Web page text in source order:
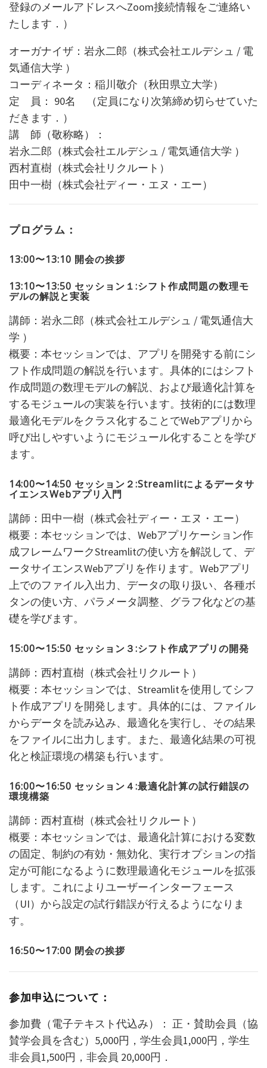
登録のメールアドレスへZoom接続情報をご連絡い
たします．）
オーガナイザ：岩永二郎（株式会社エルデシュ / 電
気通信大学 ）
コーディネータ：稲川敬介（秋田県立大学）
定 員： 90名 （定員になり次第締め切らせていた
だきます．）
講 師（敬称略）：
岩永二郎（株式会社エルデシュ / 電気通信大学 ）
西村直樹（株式会社リクルート）
田中一樹（株式会社ディー・エヌ・エー）
プログラム：
13:00〜13:10 開会の挨拶
13:10〜13:50 セッション１:シフト作成問題の数理モ
デルの解説と実装
講師：岩永二郎（株式会社エルデシュ / 電気通信大
学 ）
概要：本セッションでは、アプリを開発する前にシ
フト作成問題の解説を行います。具体的にはシフト
作成問題の数理モデルの解説、および最適化計算を
するモジュールの実装を行います。技術的には数理
最適化モデルをクラス化することでWebアプリから
呼び出しやすいようにモジュール化することを学び
ます。
14:00〜14:50 セッション２:Streamlitによるデータサ
イエンスWebアプリ入門
講師：田中一樹（株式会社ディー・エヌ・エー）
概要：本セッションでは、Webアプリケーション作
成フレームワークStreamlitの使い方を解説して、デ
ータサイエンスWebアプリを作ります。Webアプリ
上でのファイル入出力、データの取り扱い、各種ボ
タンの使い方、パラメータ調整、グラフ化などの基
礎を学びます。
15:00〜15:50 セッション３:シフト作成アプリの開発
講師：西村直樹（株式会社リクルート）
概要：本セッションでは、Streamlitを使用してシフ
ト作成アプリを開発します。具体的には、ファイル
からデータを読み込み、最適化を実行し、その結果
をファイルに出力します。また、最適化結果の可視
化と検証環境の構築も行います。
16:00〜16:50 セッション４:最適化計算の試行錯誤の
環境構築
講師：西村直樹（株式会社リクルート）
概要：本セッションでは、最適化計算における変数
の固定、制約の有効・無効化、実行オプションの指
定が可能になるように数理最適化モジュールを拡張
します。これによりユーザーインターフェース
（UI）から設定の試行錯誤が行えるようになりま
す。
16:50〜17:00 閉会の挨拶
参加申込について：
参加費（電子テキスト代込み）： 正・賛助会員（協
賛学会員を含む）5,000円，学生会員1,000円，学生
非会員1,500円，非会員 20,000円．